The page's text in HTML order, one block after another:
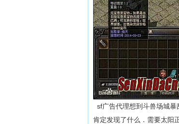
sf广告代理想到斗兽场城
肯定发现了什么．需要太阳